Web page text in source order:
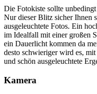
Die Fotokiste sollte
Nur dieser Blitz sicher Ihnen
ausgeleuchtete Fotos. Ein
im Idealfall mit einer großen
ein Dauerlicht kommen da
desto schwieriger wird es,
und schön ausgeleuchtete
Kamera